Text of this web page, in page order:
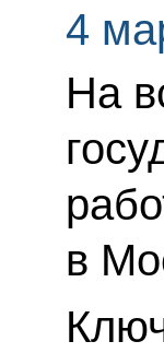
4
На
в